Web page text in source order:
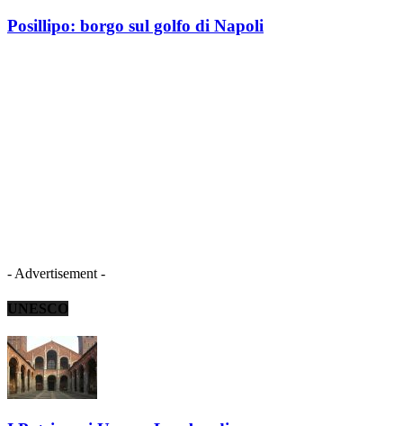
Posillipo: borgo sul golfo di Napoli
- Advertisement -
UNESCO